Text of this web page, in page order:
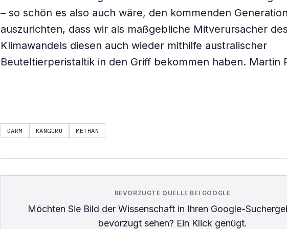
– so schön es also auch wäre, den kommenden
auszurichten, dass wir als maßgebliche Mitverursacher des
Klimawandels diesen auch wieder mithilfe australischer
Beuteltierperistaltik in den Griff bekommen haben. Martin
DARM KÄNGURU METHAN
BEVORZUGTE QUELLE BEI GOOGLE
Möchten Sie Bild der Wissenschaftin Ihren Google-
bevorzugt sehen? Ein Klick genügt.